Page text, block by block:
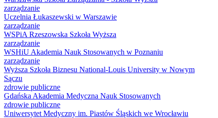
zarządzanie
Uczelnia Łukaszewski w Warszawie
zarządzanie
WSPiA Rzeszowska Szkoła Wyższa
zarządzanie
WSHiU Akademia Nauk Stosowanych w Poznaniu
zarządzanie
Wyższa Szkoła Biznesu National-Louis University w Nowym
Sączu
zdrowie publiczne
Gdańska Akademia Medyczna Nauk Stosowanych
zdrowie publiczne
Uniwersytet Medyczny im. Piastów Śląskich we Wrocławiu